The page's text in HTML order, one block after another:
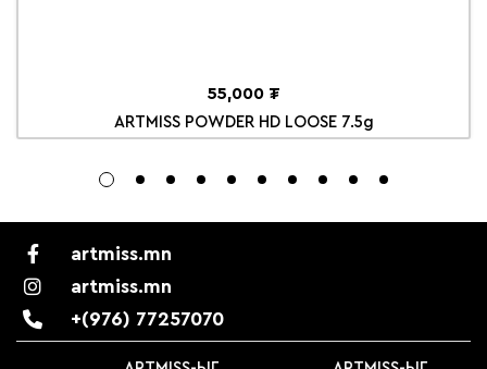
55,000 ₮
ARTMISS POWDER HD LOOSE 7.5g
artmiss.mn
artmiss.mn
+(976) 77257070